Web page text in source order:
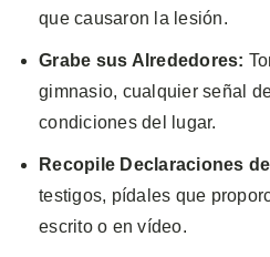
que causaron la lesión.
Grabe sus Alrededores:
gimnasio, cualquier señal
condiciones del lugar.
Recopile Declaraciones
testigos, pídales que
escrito o en vídeo.